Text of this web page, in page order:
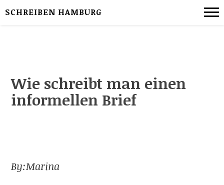
SCHREIBEN HAMBURG
Wie schreibt man einen
informellen Brief
By:Marina